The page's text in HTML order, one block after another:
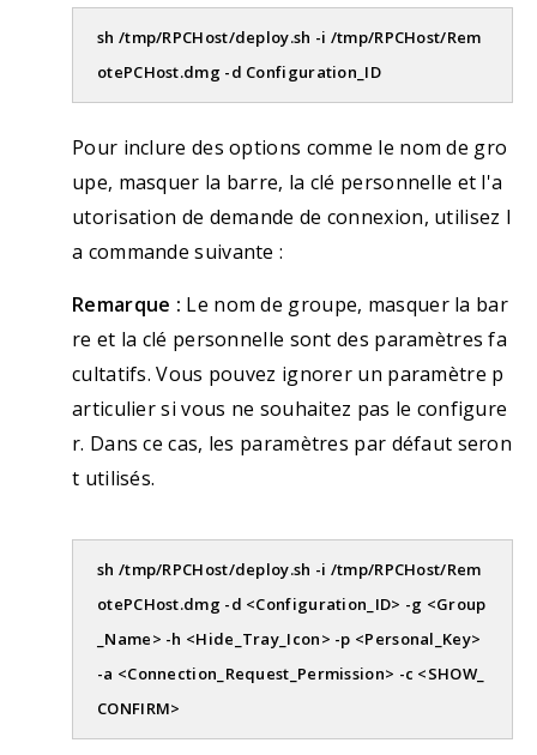
sh /tmp/RPCHost/deploy.sh -i /tmp/RPCHost/Rem
otePCHost.dmg -d Configuration_ID
Pour inclure des options comme le nom de gro
upe, masquer la barre, la clé personnelle et l'a
utorisation de demande de connexion, utilisez l
a commande suivante :
Remarque : Le nom de groupe, masquer la bar
re et la clé personnelle sont des paramètres fa
cultatifs. Vous pouvez ignorer un paramètre p
articulier si vous ne souhaitez pas le configure
r. Dans ce cas, les paramètres par défaut seron
t utilisés.
sh /tmp/RPCHost/deploy.sh -i /tmp/RPCHost/Rem
otePCHost.dmg -d <Configuration_ID> -g <Group
_Name> -h <Hide_Tray_Icon> -p <Personal_Key>
-a <Connection_Request_Permission> -c <SHOW_
CONFIRM>